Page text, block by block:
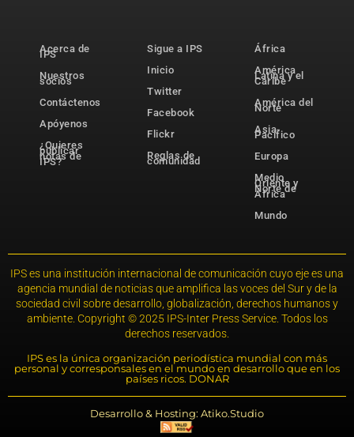
Acerca de
IPS
Nuestros
socios
Contáctenos
Apóyenos
¿Quieres
publicar
notas de
IPS?
Sigue a IPS
Inicio
Twitter
Facebook
Flickr
Reglas de
comunidad
África
América
Latina y el
Caribe
América del
Norte
Asia-
Pacífico
Europa
Medio
Oriente y
Norte de
África
Mundo
IPS es una institución internacional de comunicación cuyo eje es una
agencia mundial de noticias que amplifica las voces del Sur y de la
sociedad civil sobre desarrollo, globalización, derechos humanos y
ambiente. Copyright © 2025 IPS-Inter Press Service. Todos los
derechos reservados.
IPS es la única organización periodística mundial con más
personal y corresponsales en el mundo en desarrollo que en los
países ricos. DONAR
Desarrollo & Hosting: Atiko.Studio